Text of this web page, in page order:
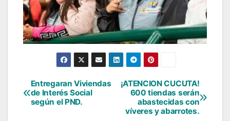
Navegación
de
¡ATENCION CUCUTA!
600 tiendas serán
abastecidas con
víveres y abarrotes.
Entregaran Viviendas
de Interés Social
según el PND.